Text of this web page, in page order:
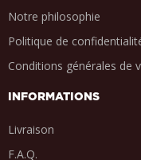
Notre philosophie
Politique de
Conditions générales de
INFORMATIONS
Livraison
F.A.Q.